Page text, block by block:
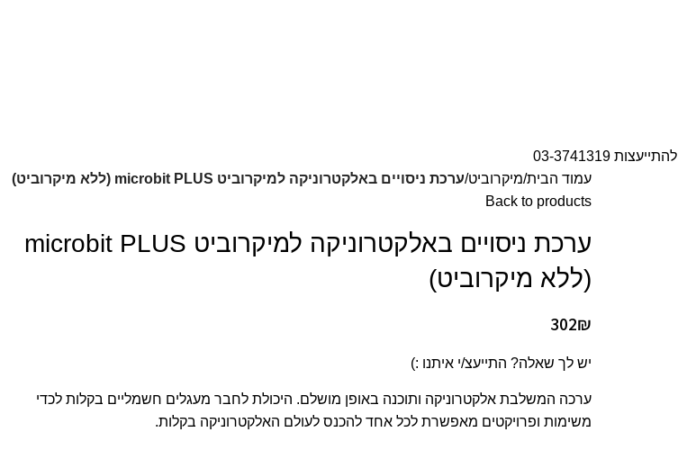
להתייעצות 03-3741319
עמוד הבית מיקרוביט ערכת ניסויים באלקטרוניקה למיקרוביט microbit PLUS (ללא מיקרוביט)
Back to products
ערכת ניסויים באלקטרוניקה למיקרוביט microbit PLUS
(ללא מיקרוביט)
302₪
יש לך שאלה? התייעצ/י איתנו :)
ערכה המשלבת אלקטרוניקה ותוכנה באופן מושלם. היכולת לחבר מעגלים חשמליים בקלות לכדי
משימות ופרויקטים מאפשרת לכל אחד להכנס לעולם האלקטרוניקה בקלות.